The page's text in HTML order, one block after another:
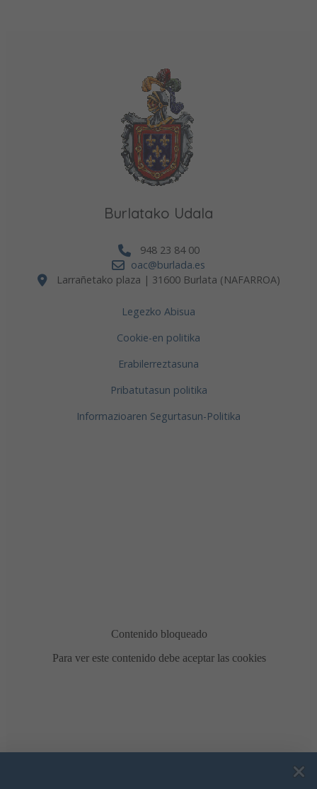
Burlatako Udala
948 23 84 00
oac@burlada.es
Larrañetako plaza | 31600 Burlata (NAFARROA)
Legezko Abisua
Cookie-en politika
Erabilerreztasuna
Pribatutasun politika
Informazioaren Segurtasun-Politika